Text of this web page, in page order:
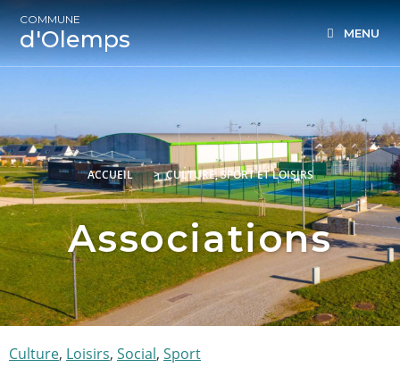
COMMUNE
d'Olemps MENU
ACCUEIL > CULTURE, SPORT ET LOISIRS
Associations
Culture, Loisirs, Social, Sport